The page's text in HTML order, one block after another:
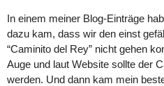
In einem meiner Blog-Einträge
dazu kam, dass wir den einst
“Caminito del Rey” nicht gehen
Auge und laut Website sollte der
werden. Und dann kam mein